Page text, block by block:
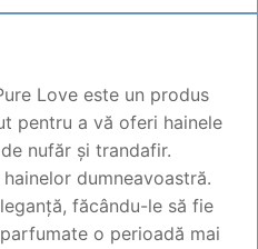
Love este un produs
pentru a vă oferi hainele
nufăr și trandafir.
dumneavoastră.
făcându-le să fie
o perioadă mai